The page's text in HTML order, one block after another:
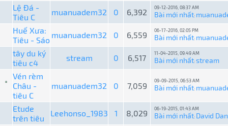
Lệ Đá -
Tiêu C
muanuadem32 0 6,392 09-12-2016, 08:37 AM
Bài mới nhất:
Huế Xưa:
Tiêu - Sáo
muanuadem32 0 6,559 06-17-2016, 02:05 PM
Bài mới nhất:
tây du ký
tiêu c4
stream 0 6,517 11-04-2015, 09:49 AM
Bài mới nhất:stream
Vén rèm
Châu -
tiêu C
muanuadem32 0 7,059
09-09-2015, 06:53 AM
Bài mới nhất:
Etude
trên tiêu
Leehonso_1983 1 8,029 06-19-2015, 01:43 AM
Bài mới nhất: David